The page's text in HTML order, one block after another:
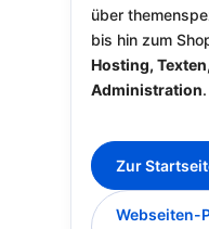
über
bis hin zum
Hosting,
Administration.
Zur
Webseiten-